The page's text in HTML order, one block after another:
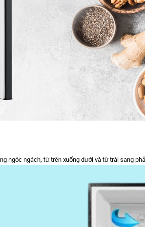
ngóc ngách, từ trên xuống dưới và từ trái sang